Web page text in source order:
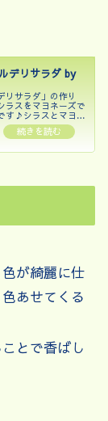
デリサラダ by
リサラダ」の作り
ラスをマヨネーズで
す♪シラスとマヨも
ッコリー、パプリ
が綺麗に仕
あせてくる
とで香ばし